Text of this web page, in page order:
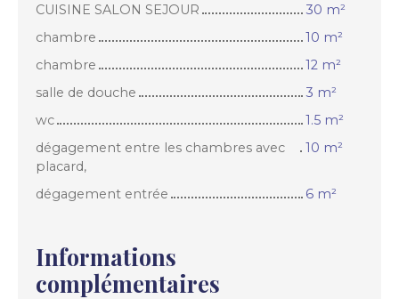
CUISINE SALON SEJOUR
30 m²
chambre
10 m²
chambre
12 m²
salle de douche
3 m²
wc
1.5 m²
dégagement entre les chambres avec
placard,
10 m²
dégagement entrée 6 m²
Informations
complémentaires